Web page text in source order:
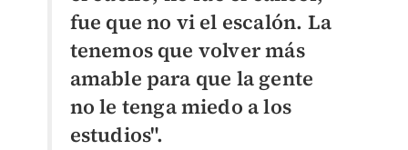
fue que no vi el escalón. La
tenemos que volver más
amable para que la gente
no le tenga miedo a los
estudios".